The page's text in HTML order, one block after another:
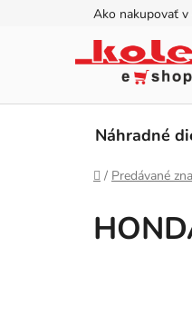
Ako nakupovať
Náhradné
Domov
/ Predávané